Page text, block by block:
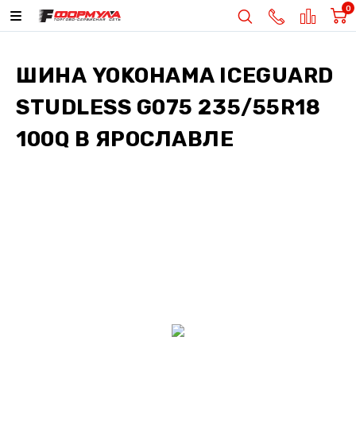
0
ШИНА YOKOHAMA ICEGUARD
STUDLESS G075 235/55R18
100Q В ЯРОСЛАВЛЕ